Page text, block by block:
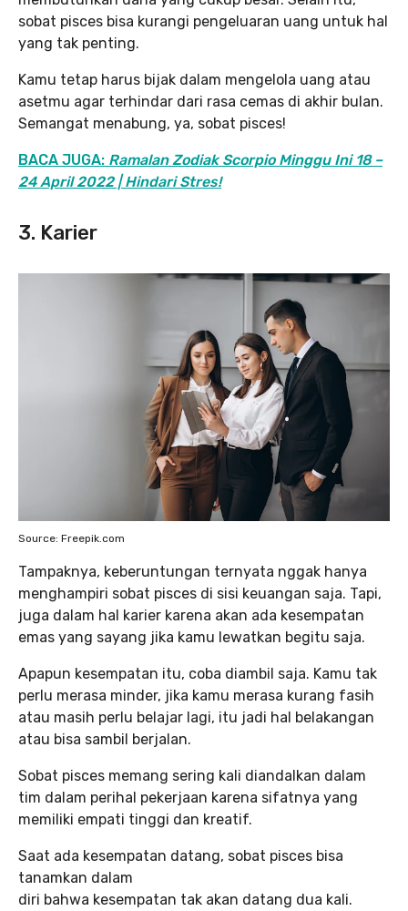
sobat pisces bisa kurangi pengeluaran uang untuk hal
yang tak penting.
Kamu tetap harus bijak dalam mengelola uang atau
asetmu agar terhindar dari rasa cemas di akhir bulan.
Semangat menabung, ya, sobat pisces!
BACA JUGA: Ramalan Zodiak Scorpio Minggu Ini 18 –
24 April 2022 | Hindari Stres!
3. Karier
Source: Freepik.com
Tampaknya, keberuntungan ternyata nggak hanya
menghampiri sobat pisces di sisi keuangan saja. Tapi,
juga dalam hal karier karena akan ada kesempatan
emas yang sayang jika kamu lewatkan begitu saja.
Apapun kesempatan itu, coba diambil saja. Kamu tak
perlu merasa minder, jika kamu merasa kurang fasih
atau masih perlu belajar lagi, itu jadi hal belakangan
atau bisa sambil berjalan.
Sobat pisces memang sering kali diandalkan dalam
tim dalam perihal pekerjaan karena sifatnya yang
memiliki empati tinggi dan kreatif.
Saat ada kesempatan datang, sobat pisces bisa
tanamkan dalam
diri bahwa kesempatan tak akan datang dua kali.